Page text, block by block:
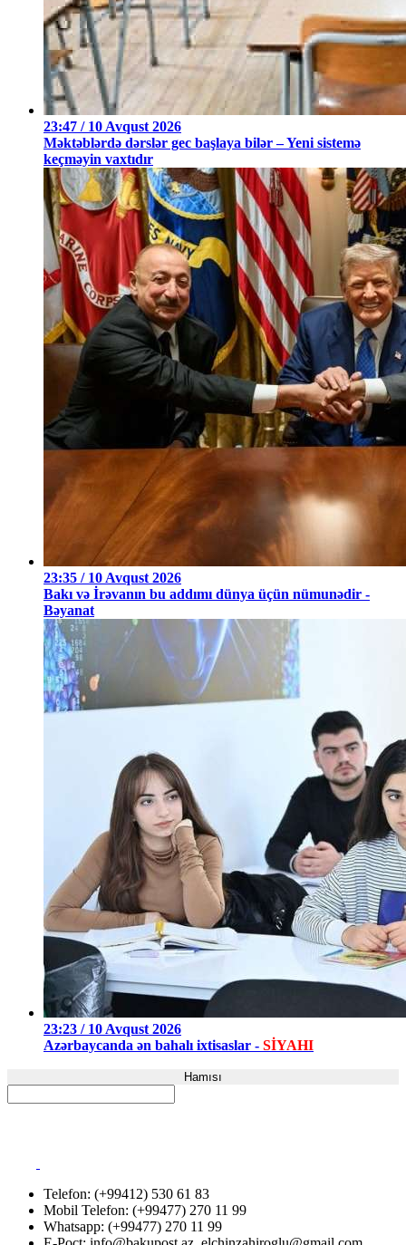
23:47 / 10 Avqust 2026
Məktəblərdə dərslər gec başlaya bilər – Yeni sistemə
keçməyin vaxtıdır
23:35 / 10 Avqust 2026
Bakı və İrəvanın bu addımı dünya üçün nümunədir -
Bəyanat
23:23 / 10 Avqust 2026
Azərbaycanda ən bahalı ixtisaslar - SİYAHI
Hamısı
Telefon: (+99412) 530 61 83
Mobil Telefon: (+99477) 270 11 99
Whatsapp: (+99477) 270 11 99